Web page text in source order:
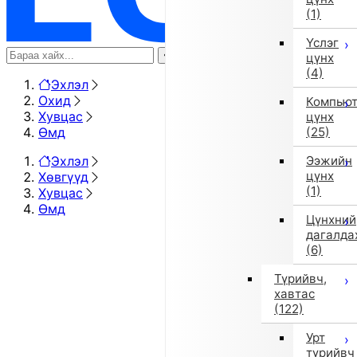
(1)
Үслэг
цүнх
(4)
цүнх
(25)
Ээжийн
цүнх
(1)
Цүнхний
(6)
Түрийвч,
хавтас
(122)
Урт
түрийвч
Эхлэл
Охид
Хувцас
Өмд
Эхлэл
Хөвгүүд
Хувцас
Өмд